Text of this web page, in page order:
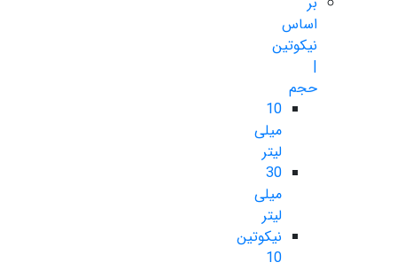
اساس
نیکوتین
|
حجم
10
میلی
لیتر
30
میلی
لیتر
نیکوتین
10